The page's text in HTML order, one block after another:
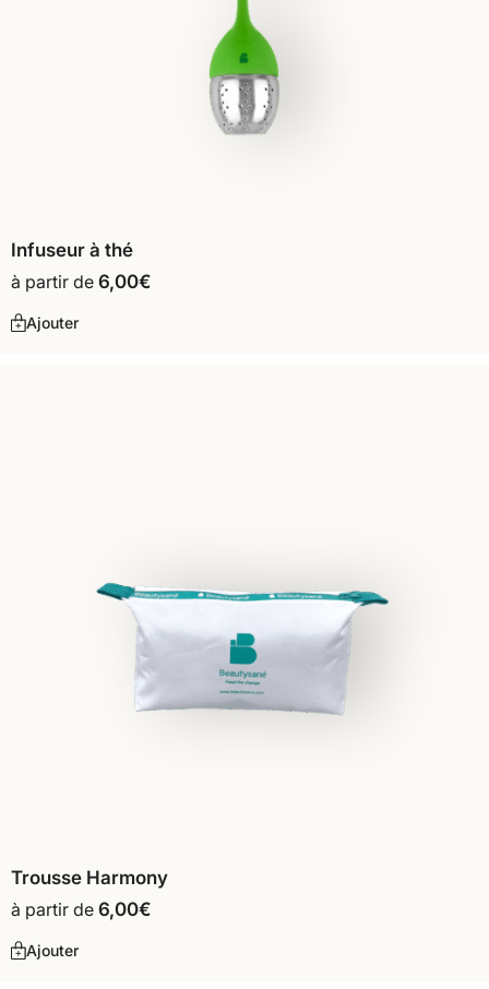
Infuseur à thé
à partir de 6,00€
Ajouter
Trousse Harmony
à partir de 6,00€
Ajouter